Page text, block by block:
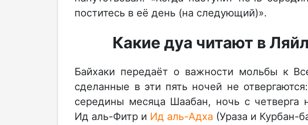
поститесь в её день (на следующий)».
Какие дуа читают в
Байхаки передаёт о важности мольбы к
сделанные в эти пять ночей не
середины месяца Шаабан, ночь с четверга
Ид аль-Фитр и Ид аль-Адха (Ураза и Курбан-